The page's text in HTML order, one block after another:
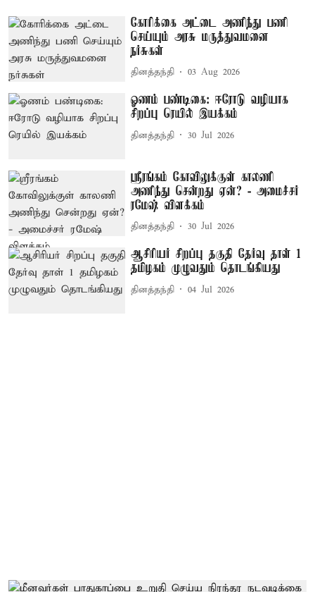
கோரிக்கை அட்டை அணிந்து பணி
செய்யும் அரசு மருத்துவமனை
நர்சுகள்
தினத்தந்தி 03 Aug 2026
ஓணம் பண்டிகை: ஈரோடு வழியாக
சிறப்பு ரெயில் இயக்கம்
தினத்தந்தி 30 Jul 2026
ஸ்ரீரங்கம் கோவிலுக்குள் காலணி
அணிந்து சென்றது ஏன்? - அமைச்சர்
ரமேஷ் விளக்கம்
தினத்தந்தி 30 Jul 2026
ஆசிரியர் சிறப்பு தகுதி தேர்வு தாள் 1
தமிழகம் முழுவதும் தொடங்கியது
தினத்தந்தி 04 Jul 2026